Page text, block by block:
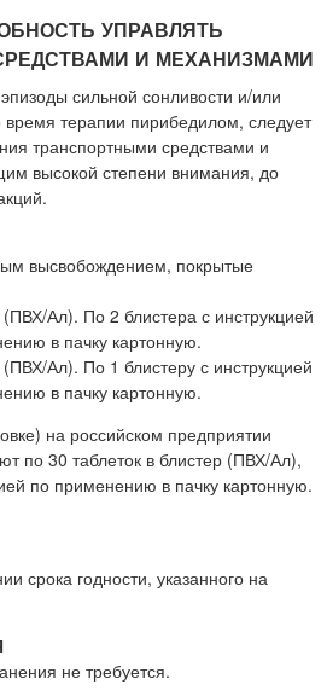
УПРАВЛЯТЬ
И МЕХАНИЗМАМИ
сильной сонливости и/или
время терапии пирибедилом, следует
транспортными средствами и
высокой степени внимания, до
высвобождением, покрытые
Ал). По 2 блистера с инструкцией
в пачку картонную.
Ал). По 1 блистеру с инструкцией
в пачку картонную.
на российском предприятии
по 30 таблеток в блистер (ПВХ/Ал),
по применению в пачку картонную.
срока годности, указанного на
не требуется.